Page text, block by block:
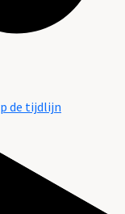
de tijdlijn